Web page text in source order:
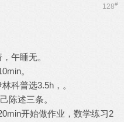
128#
午睡无。
。
科普选3.5h，。
陈述三条。
开始做作业，数学练习2